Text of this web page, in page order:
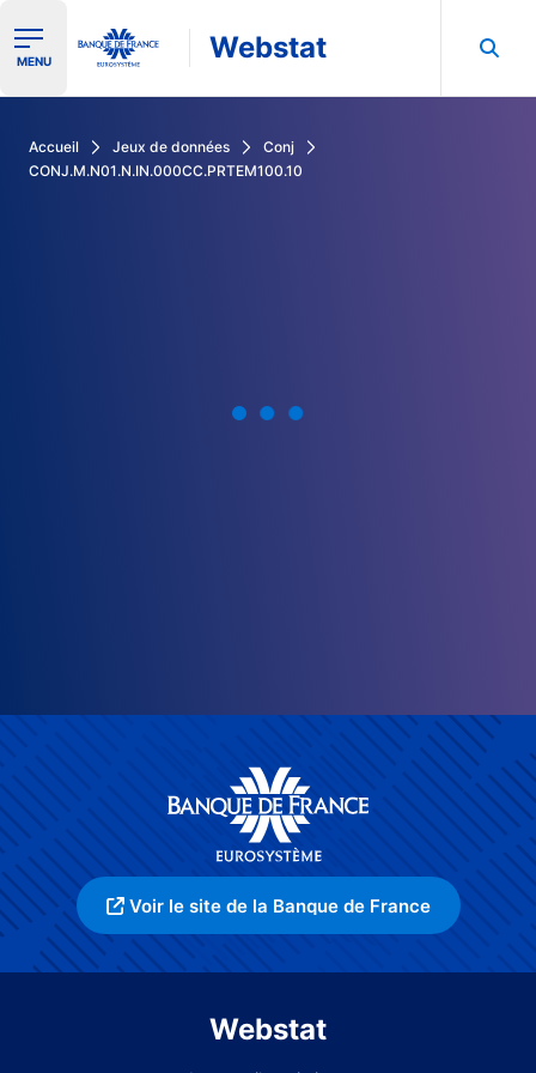
Ouvrir le menu de navigation
MENU Webstat
Accueil Jeux de données
Conj
CONJ.M.N01.N.IN.000CC.PRTEM100.10
Voir le site de la Banque de France
Webstat